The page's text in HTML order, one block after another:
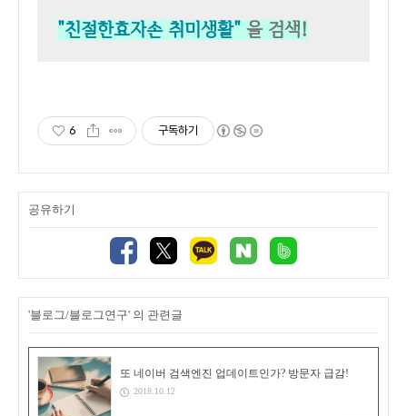
"친절한효자손 취미생활" 을 검색!
6 구독하기
공유하기
'블로그/블로그연구' 의 관련글
또 네이버 검색엔진 업데이트인가? 방문자 급감!
2018.10.12